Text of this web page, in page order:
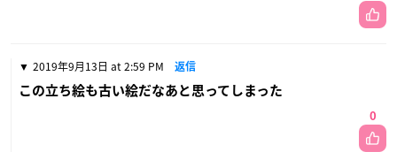
2019年9月13日 at 2:59 PM 返信
この立ち絵も古い絵だなあと思ってしまった
0